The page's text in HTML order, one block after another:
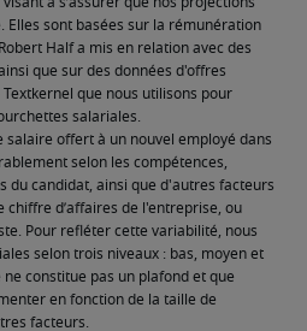
sont basées sur la rémunération
Half a mis en relation avec des
que sur des données d'offres
que nous utilisons pour
salariales.
offert à un nouvel employé dans
selon les compétences,
du candidat, ainsi que d'autres facteurs
chiffre d’affaires de l'entreprise, ou
Pour refléter cette variabilité, nous
selon trois niveaux : bas, moyen et
constitue pas un plafond et que
en fonction de la taille de
facteurs.